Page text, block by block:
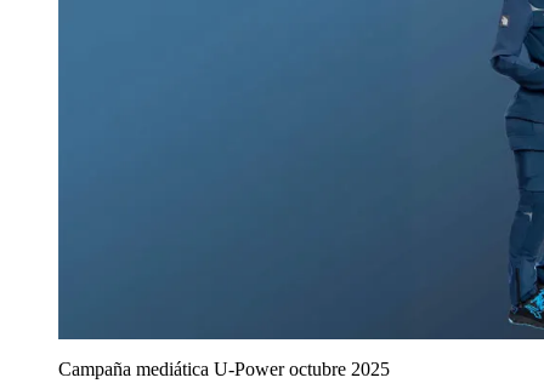
Campaña mediática U‑Power octubre 2025